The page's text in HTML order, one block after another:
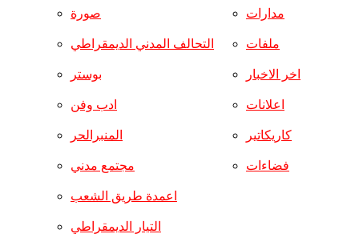
صورة
التحالف المدني الديمقراطي
بوستر
ادب وفن
المنبرالحر
مجتمع مدني
مدارات
ملفات
اخر الاخبار
اعلانات
كاريكاتير
فضاءات
اعمدة طريق الشعب
التيار الديمقراطي